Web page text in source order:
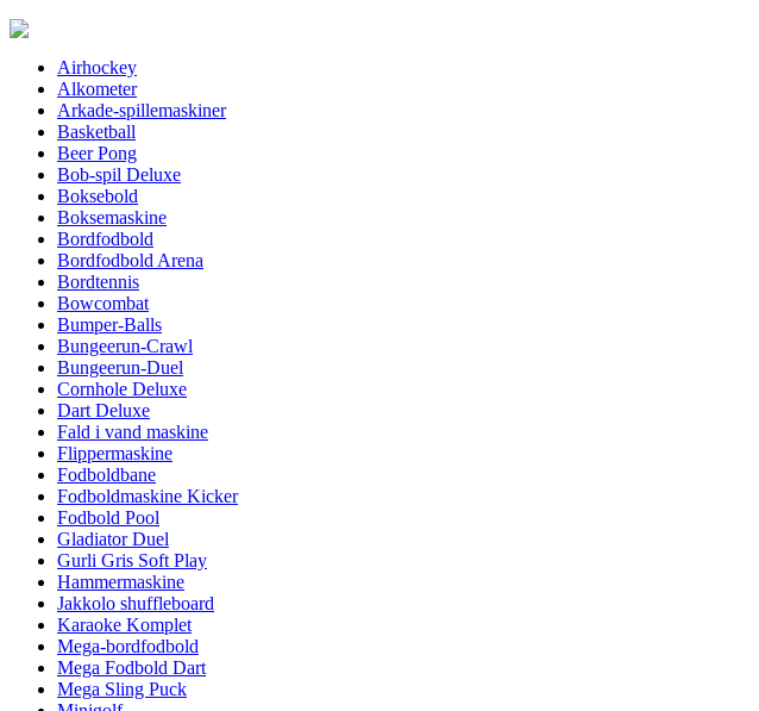
Airhockey
Alkometer
Arkade-spillemaskiner
Basketball
Beer Pong
Bob-spil Deluxe
Boksebold
Boksemaskine
Bordfodbold
Bordfodbold Arena
Bordtennis
Bowcombat
Bumper-Balls
Bungeerun-Crawl
Bungeerun-Duel
Cornhole Deluxe
Dart Deluxe
Fald i vand maskine
Flippermaskine
Fodboldbane
Fodboldmaskine Kicker
Fodbold Pool
Gladiator Duel
Gurli Gris Soft Play
Hammermaskine
Jakkolo shuffleboard
Karaoke Komplet
Mega-bordfodbold
Mega Fodbold Dart
Mega Sling Puck